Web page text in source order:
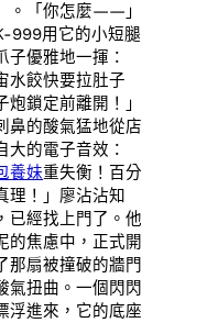
。「你怎麼——」
999用它的小短腿
優雅地一揮：
水餃快要拉肚子
炮鎖定前離開！」
鼻的酸氣猛地從店
大的電子音效：
養妹重失衡！百分
理！」廖沾沾知
已經找上門了。他
的焦慮中，正式開
那扇被撞破的牆門
氣扭曲。一個閃閃
浮進來，它的底座